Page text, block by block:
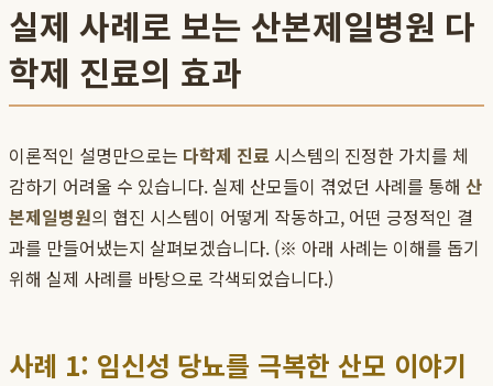
실제 사례로 보는 산본제일병원 다
학제 진료의 효과
이론적인 설명만으로는 다학제 진료 시스템의 진정한 가치를 체
감하기 어려울 수 있습니다. 실제 산모들이 겪었던 사례를 통해 산
본제일병원의 협진 시스템이 어떻게 작동하고, 어떤 긍정적인 결
과를 만들어냈는지 살펴보겠습니다. (※ 아래 사례는 이해를 돕기
위해 실제 사례를 바탕으로 각색되었습니다.)
사례 1: 임신성 당뇨를 극복한 산모 이야기